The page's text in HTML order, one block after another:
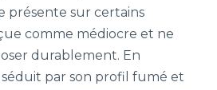
présente sur certains
comme médiocre et ne
durablement. En
par son profil fumé et